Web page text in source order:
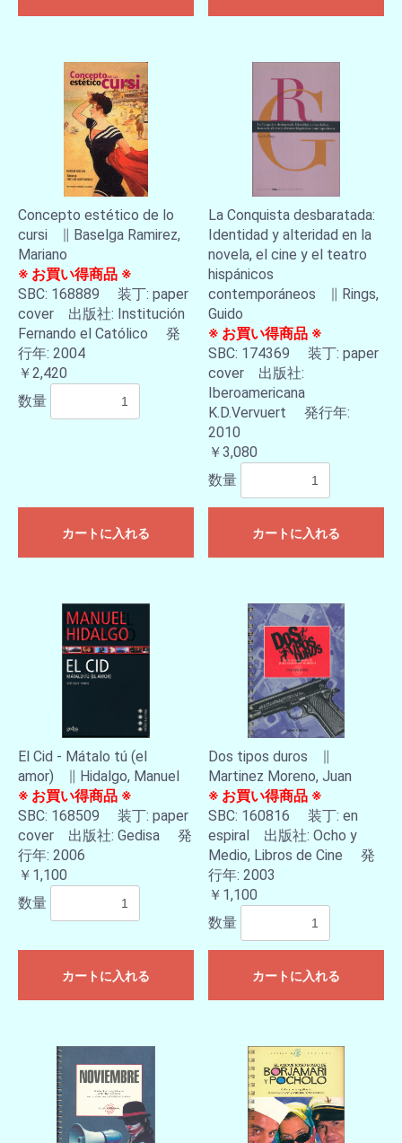
Concepto estético de lo
cursi ∥ Baselga Ramirez,
Mariano
※ お買い得商品 ※
SBC: 168889 装丁: paper
cover 出版社: Institución
Fernando el Católico 発
行年: 2004
￥2,420
数量
カートに入れる
La Conquista desbaratada:
Identidad y alteridad en la
novela, el cine y el teatro
hispánicos
contemporáneos ∥ Rings,
Guido
※ お買い得商品 ※
SBC: 174369 装丁: paper
cover 出版社:
Iberoamericana
K.D.Vervuert 発行年:
2010
￥3,080
数量
カートに入れる
El Cid - Mátalo tú (el
amor) ∥ Hidalgo, Manuel
※ お買い得商品 ※
SBC: 168509 装丁: paper
cover 出版社: Gedisa 発
行年: 2006
￥1,100
数量
カートに入れる
Dos tipos duros ∥
Martinez Moreno, Juan
※ お買い得商品 ※
SBC: 160816 装丁: en
espiral 出版社: Ocho y
Medio, Libros de Cine 発
行年: 2003
￥1,100
数量
カートに入れる